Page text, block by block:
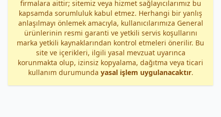
firmalara aittir; sitemiz veya hizmet sağlayıcılarımız bu
kapsamda sorumluluk kabul etmez. Herhangi bir yanlış
anlaşılmayı önlemek amacıyla, kullanıcılarımıza General
ürünlerinin resmi garanti ve yetkili servis koşullarını
marka yetkili kaynaklarından kontrol etmeleri önerilir. Bu
site ve içerikleri, ilgili yasal mevzuat uyarınca
korunmakta olup, izinsiz kopyalama, dağıtma veya ticari
kullanım durumunda yasal işlem uygulanacaktır.